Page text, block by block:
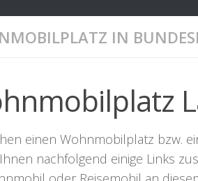
IN
einen Wohnmobilplatz bzw.
nachfolgend einige Links